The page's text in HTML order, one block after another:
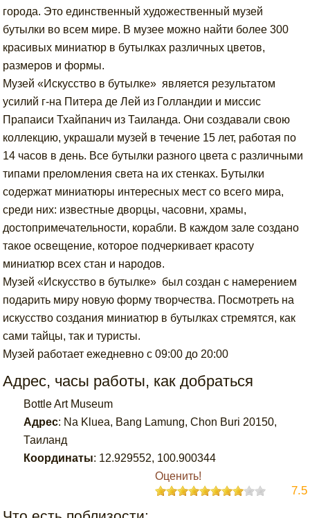
города. Это единственный художественный музей
бутылки во всем мире. В музее можно найти более 300
красивых миниатюр в бутылках различных цветов,
размеров и формы.
Музей «Искусство в бутылке» является результатом
усилий г-на Питера де Лей из Голландии и миссис
Прапаиси Тхайпанич из Таиланда. Они создавали свою
коллекцию, украшали музей в течение 15 лет, работая по
14 часов в день. Все бутылки разного цвета с различными
типами преломления света на их стенках. Бутылки
содержат миниатюры интересных мест со всего мира,
среди них: известные дворцы, часовни, храмы,
достопримечательности, корабли. В каждом зале создано
такое освещение, которое подчеркивает красоту
миниатюр всех стан и народов.
Музей «Искусство в бутылке» был создан с намерением
подарить миру новую форму творчества. Посмотреть на
искусство создания миниатюр в бутылках стремятся, как
сами тайцы, так и туристы.
Музей работает ежедневно с 09:00 до 20:00
Адрес, часы работы, как добраться
Bottle Art Museum
Адрес: Na Kluea, Bang Lamung, Chon Buri 20150,
Таиланд
Координаты: 12.929552, 100.900344
Оценить!
7.5